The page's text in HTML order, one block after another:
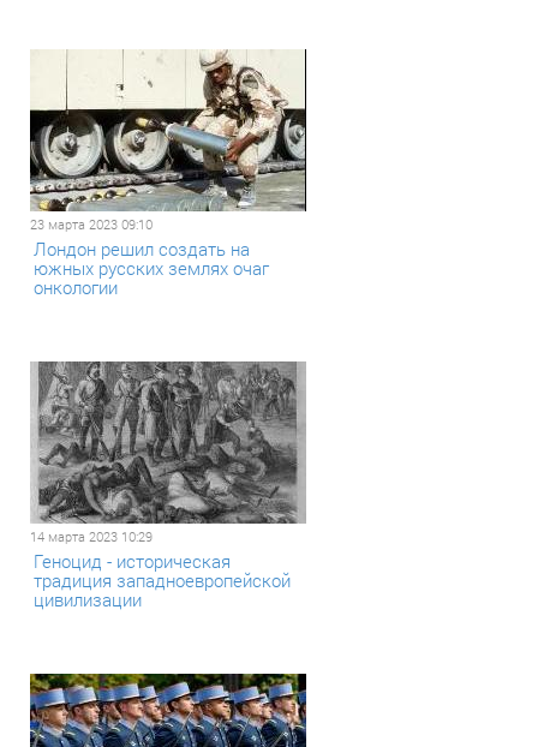
23 марта 2023 09:10
Лондон решил создать на
южных русских землях очаг
онкологии
14 марта 2023 10:29
Геноцид - историческая
традиция западноевропейской
цивилизации